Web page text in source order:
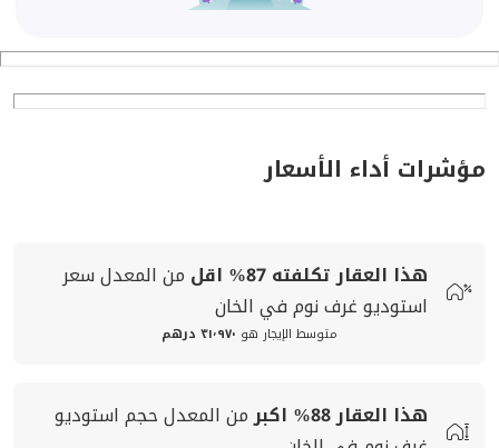
مؤشرات أداء الأسعار
هذا العقار تكلفته87% اقل من المعدلسعر
استوديو غرف نوم في الخان
متوسط الإيجار هو ٣١٬٩٧٠ درهم
هذا العقار88% اكبرمن المعدلحجم استوديو